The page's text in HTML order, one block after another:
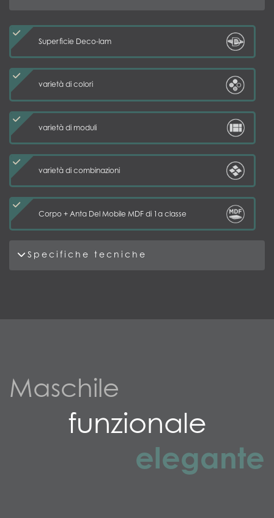
Superficie Deco-lam
varietà di colori
varietà di moduli
varietà di combinazioni
Corpo + Anta Del Mobile MDF di 1a classe
Specifiche tecniche
Maschile
funzionale
elegante